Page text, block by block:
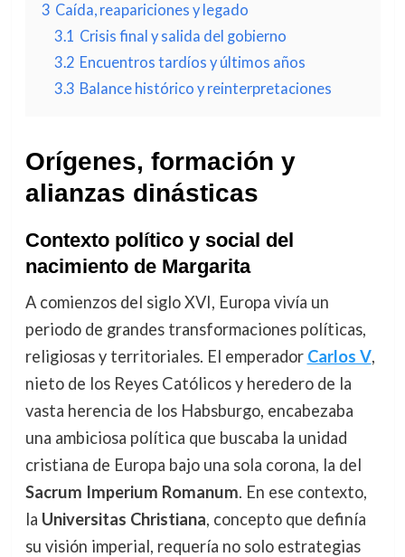
3 Caída, reapariciones y legado
3.1 Crisis final y salida del gobierno
3.2 Encuentros tardíos y últimos años
3.3 Balance histórico y reinterpretaciones
Orígenes, formación y
alianzas dinásticas
Contexto político y social del
nacimiento de Margarita
A comienzos del siglo XVI, Europa vivía un
periodo de grandes transformaciones políticas,
religiosas y territoriales. El emperador Carlos V,
nieto de los Reyes Católicos y heredero de la
vasta herencia de los Habsburgo, encabezaba
una ambiciosa política que buscaba la unidad
cristiana de Europa bajo una sola corona, la del
Sacrum Imperium Romanum. En ese contexto,
la Universitas Christiana, concepto que definía
su visión imperial, requería no solo estrategias